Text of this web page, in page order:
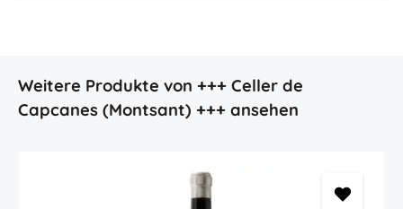
Produktgalerie überspringen
Weitere Produkte von +++ Celler de
Capcanes (Montsant) +++ ansehen